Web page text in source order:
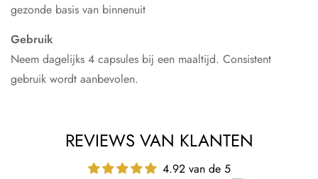
gezonde basis van binnenuit
Gebruik
Neem dagelijks 4 capsules bij een maaltijd. Consistent
gebruik wordt aanbevolen.
REVIEWS VAN KLANTEN
4.92 van de 5